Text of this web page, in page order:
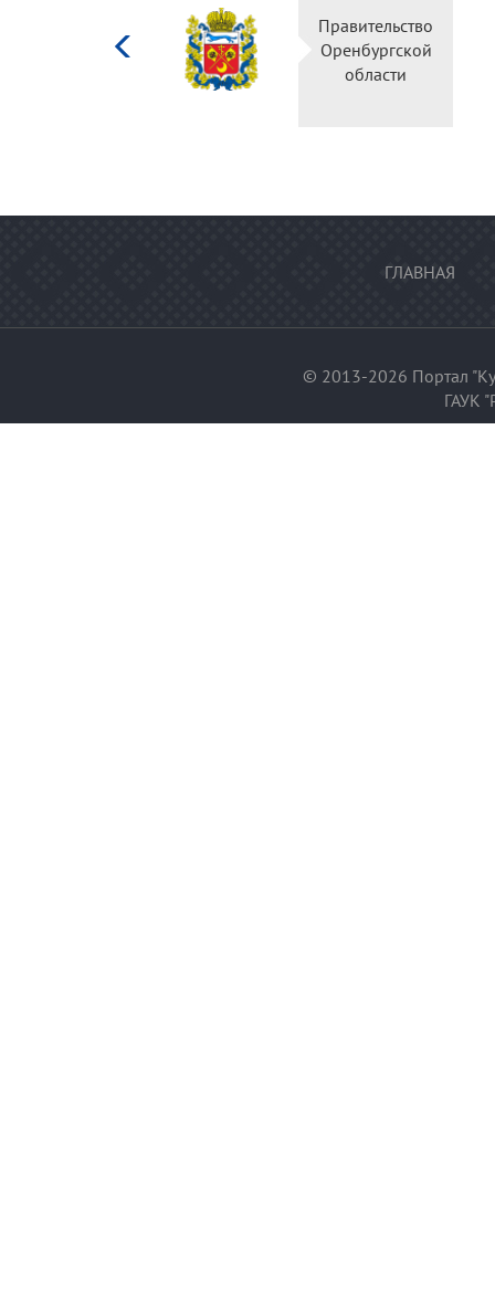
Министерство
культуры
Российской
федерации
ГЛАВНАЯ
© 2013-2026 Портал
ГАУК